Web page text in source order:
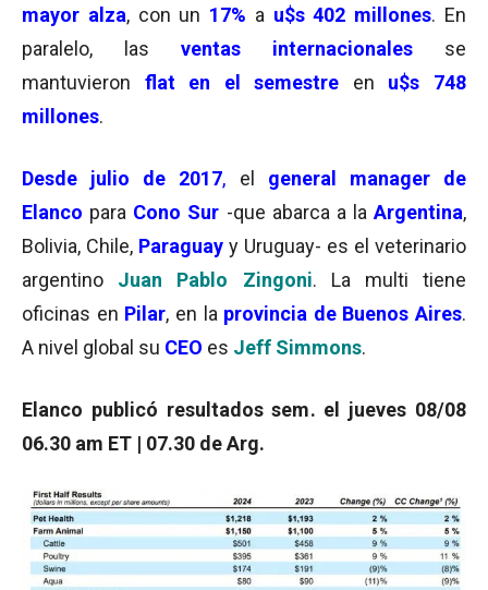
mayor alza, con un 17% a u$s 402 millones. En
paralelo, las ventas internacionales
se
mantuvieron flat en el semestre en u$s 748
millones.
Desde julio de 2017, el general manager de
Elanco para Cono Sur -que abarca a la Argentina,
Bolivia, Chile, Paraguay y Uruguay- es el veterinario
argentino Juan Pablo Zingoni. La multi tiene
oficinas en Pilar, en la provincia de Buenos Aires.
A nivel global su CEO es Jeff Simmons.
Elanco publicó resultados sem. el jueves 08/08
06.30 am ET | 07.30 de Arg.